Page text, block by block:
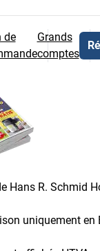
de
Grands
comptes
Hans R. Schmid
uniquement en